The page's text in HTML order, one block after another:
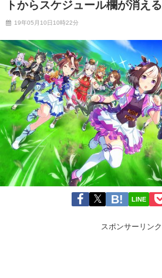
トからスケジュール欄が消える
19年05月10日10時22分
LINE
スポンサーリンク